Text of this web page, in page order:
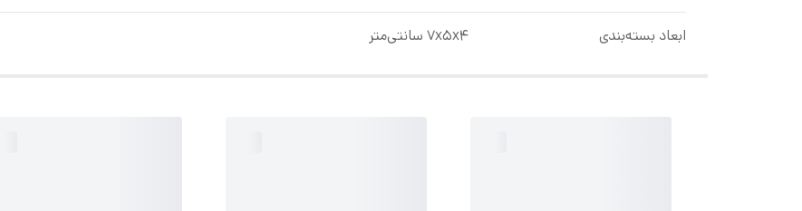
ابعاد بسته‌بندی 7x5x4 سانتی‌متر